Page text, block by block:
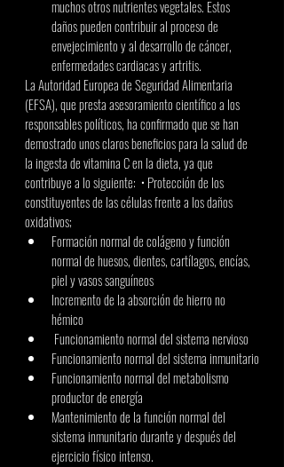
muchos otros nutrientes vegetales. Estos
daños pueden contribuir al proceso de
envejecimiento y al desarrollo de cáncer,
enfermedades cardiacas y artritis.
La Autoridad Europea de Seguridad Alimentaria
(EFSA), que presta asesoramiento científico a los
responsables políticos, ha confirmado que se han
demostrado unos claros beneficios para la salud de
la ingesta de vitamina C en la dieta, ya que
contribuye a lo siguiente:  • Protección de los
constituyentes de las células frente a los daños
oxidativos;
Formación normal de colágeno y función
normal de huesos, dientes, cartílagos, encías,
piel y vasos sanguíneos
Incremento de la absorción de hierro no
hémico
Funcionamiento normal del sistema nervioso
Funcionamiento normal del sistema inmunitario
Funcionamiento normal del metabolismo
productor de energía
Mantenimiento de la función normal del
sistema inmunitario durante y después del
ejercicio físico intenso.